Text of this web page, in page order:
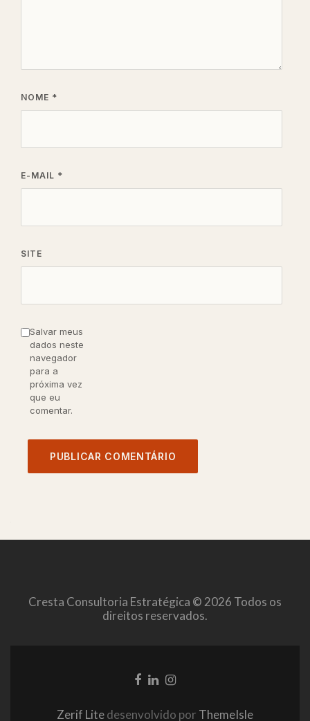
NOME *
E-MAIL *
SITE
Salvar meus
dados neste
navegador
para a
próxima vez
que eu
comentar.
Cresta Consultoria Estratégica © 2026 Todos os
direitos reservados.
LinkLinkLink
Zerif Litedesenvolvido por ThemeIsle